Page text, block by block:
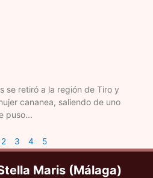
se retiró a la región de Tiro y
cananea, saliendo de uno
puso
2 3 4 5
Maris (Málaga)